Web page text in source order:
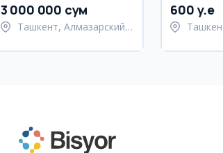
хлебобулочных изделий
3 000 000 сум
Ташкент, Алмазарский
18 квартал
600 y.e